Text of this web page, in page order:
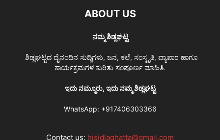
ABOUT US
ನಮ್ಮ ಶಿಡ್ಲಘಟ್ಟ
ಶಿಡ್ಲಘಟ್ಟದ ದೈನಂದಿನ ಸುದ್ದಿಗಳು, ಜನ, ಕಲೆ, ಸಂಸ್ಕೃತಿ, ವ್ಯಾಪಾರ ಹಾಗೂ
ಕಾರ್ಯಕ್ರಮಗಳ ಕುರಿತು ಸಂಪೂರ್ಣ ಮಾಹಿತಿ.
ಇದು ನಮ್ಮೂರು, ಇದು ನಮ್ಮ ಶಿಡ್ಲಘಟ್ಟ
WhatsApp: +917406303366
Contact us: hisidlaghatta@gmail.com